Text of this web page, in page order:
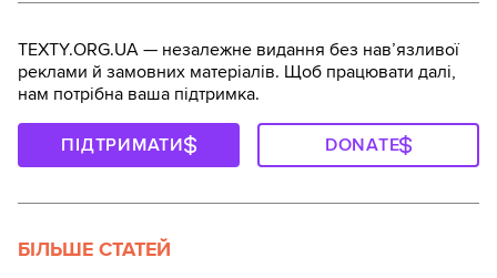
TEXTY.ORG.UA — незалежне видання без навʼязливої
реклами й замовних матеріалів. Щоб працювати далі,
нам потрібна ваша підтримка.
ПІДТРИМАТИ DONATE
БІЛЬШЕ СТАТЕЙ